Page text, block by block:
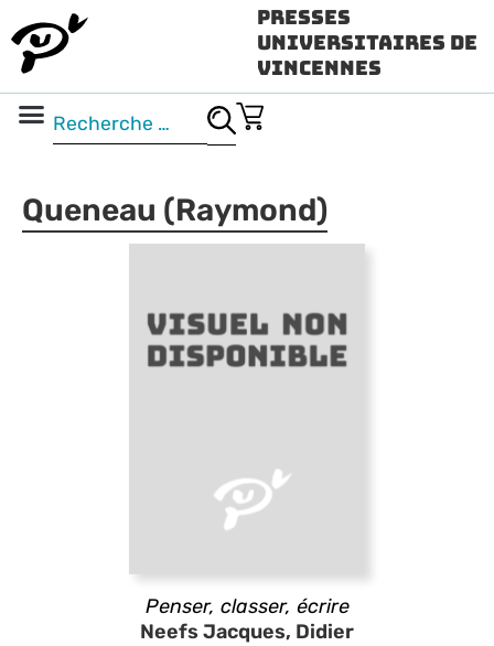
Presses
Universitaires de
Vincennes
Queneau (Raymond)
Penser, classer, écrire
Neefs Jacques, Didier